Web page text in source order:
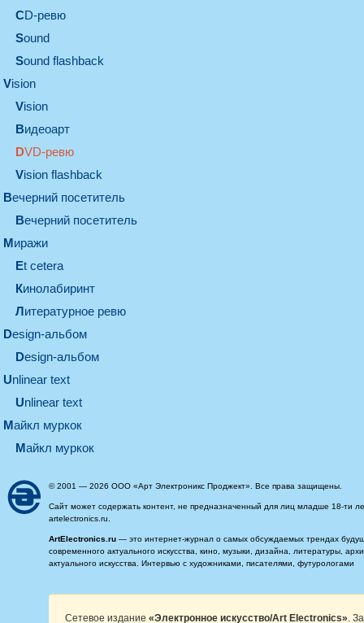
CD-ревю
sound
Sound flashback
vision
vision
видеоарт
DVD-ревю
Vision flashback
вечерний посетитель
вечерний посетитель
миражи
et cetera
кинолабиринт
литературное ревю
design-альбом
design-альбом
unlinear text
Unlinear text
майкл муркок
майкл муркок
© 2001 — 2026 ООО «Арт Электроникс Проджект». Все права защищены.
Сайт может содержать контент, не предназначенный для лиц младше 18-ти
artelectronics.ru.
ArtElectronics.ru — это интернет-журнал о самых обсуждаемых трендах
современного актуального искусства, кино, музыки, дизайна, литературы,
актуального искусства. Интервью с художниками, писателями, футурологами
Сетевое издание «Электронное искусство/Art Electronics» .